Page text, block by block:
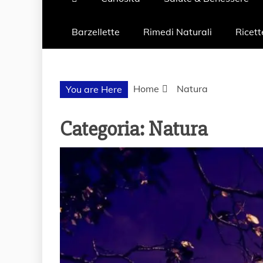
Barzellette Rimedi Naturali
You are Here Home Natura
Categoria:Natura